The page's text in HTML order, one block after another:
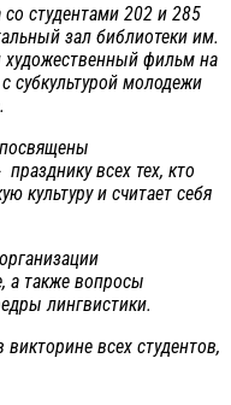
студентами 202 и 285
зал библиотеки им.
фильм на
субкультурой молодежи
всех тех, кто
культуру и считает себя
а также вопросы
лингвистики.
всех студентов,